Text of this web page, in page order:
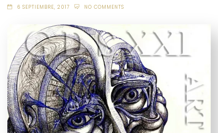
6 SEPTIEMBRE, 2017 NO COMMENTS